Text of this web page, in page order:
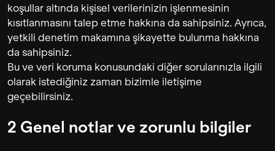
koşullar altında kişisel verilerinizin işlenmesinin
kısıtlanmasını talep etme hakkına da sahipsiniz. Ayrıca,
yetkili denetim makamına şikayette bulunma hakkına
da sahipsiniz.
Bu ve veri koruma konusundaki diğer sorularınızla ilgili
olarak istediğiniz zaman bizimle iletişime
geçebilirsiniz.
2 Genel notlar ve zorunlu bilgiler